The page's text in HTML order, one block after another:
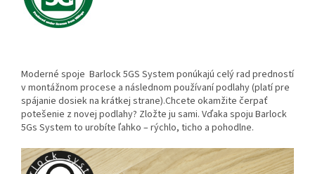
Moderné spoje Barlock 5GS System ponúkajú celý rad predností
v montážnom procese a následnom používaní podlahy (platí pre
spájanie dosiek na krátkej strane).Chcete okamžite čerpať
potešenie z novej podlahy? Zložte ju sami. Vďaka spoju Barlock
5Gs System to urobíte ľahko – rýchlo, ticho a pohodlne.